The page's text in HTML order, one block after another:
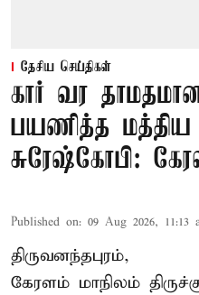
தேசிய செய்திகள்
கார் வர
பயணித்த மத்திய
சுரேஷ்கோபி:
Published on: 09 Aug 2026, 11:13
திருவனந்தபுரம்,
கேரளம் மாநிலம்